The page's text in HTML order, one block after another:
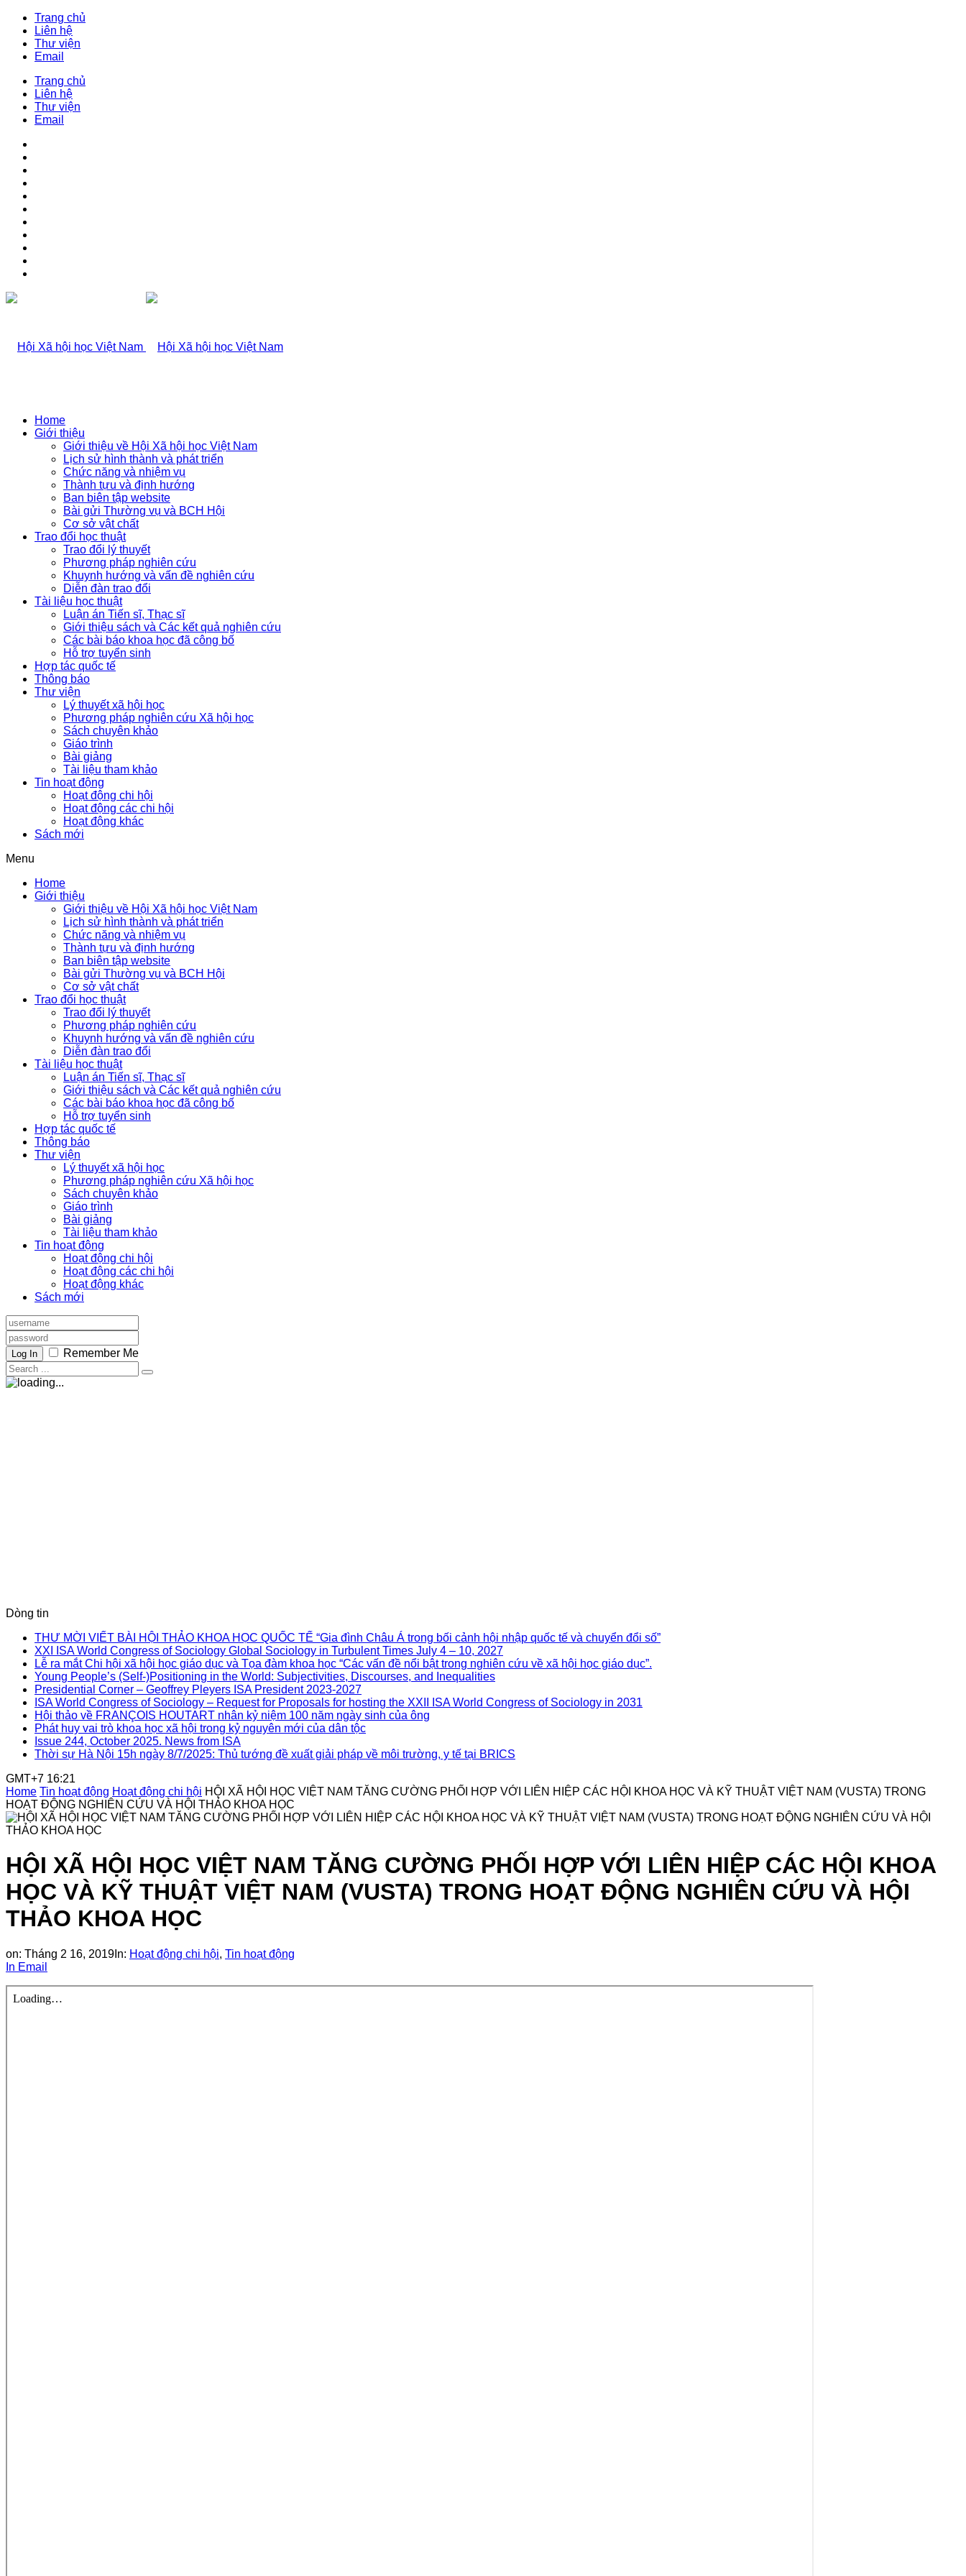
Trang chủ
Liên hệ
Thư viện
Email
Trang chủ
Liên hệ
Thư viện
Email
Home
Giới thiệu
Giới thiệu về Hội Xã hội học Việt Nam
Lịch sử hình thành và phát triển
Chức năng và nhiệm vụ
Thành tựu và định hướng
Ban biên tập website
Bài gửi Thường vụ và BCH Hội
Cơ sở vật chất
Trao đổi học thuật
Trao đổi lý thuyết
Phương pháp nghiên cứu
Khuynh hướng và vấn đề nghiên cứu
Diễn đàn trao đổi
Tài liệu học thuật
Luận án Tiến sĩ, Thạc sĩ
Giới thiệu sách và Các kết quả nghiên cứu
Các bài báo khoa học đã công bố
Hỗ trợ tuyển sinh
Hợp tác quốc tế
Thông báo
Thư viện
Lý thuyết xã hội học
Phương pháp nghiên cứu Xã hội học
Sách chuyên khảo
Giáo trình
Bài giảng
Tài liệu tham khảo
Tin hoạt động
Hoạt động chi hội
Hoạt động các chi hội
Hoạt động khác
Sách mới
Menu
Home
Giới thiệu
Giới thiệu về Hội Xã hội học Việt Nam
Lịch sử hình thành và phát triển
Chức năng và nhiệm vụ
Thành tựu và định hướng
Ban biên tập website
Bài gửi Thường vụ và BCH Hội
Cơ sở vật chất
Trao đổi học thuật
Trao đổi lý thuyết
Phương pháp nghiên cứu
Khuynh hướng và vấn đề nghiên cứu
Diễn đàn trao đổi
Tài liệu học thuật
Luận án Tiến sĩ, Thạc sĩ
Giới thiệu sách và Các kết quả nghiên cứu
Các bài báo khoa học đã công bố
Hỗ trợ tuyển sinh
Hợp tác quốc tế
Thông báo
Thư viện
Lý thuyết xã hội học
Phương pháp nghiên cứu Xã hội học
Sách chuyên khảo
Giáo trình
Bài giảng
Tài liệu tham khảo
Tin hoạt động
Hoạt động chi hội
Hoạt động các chi hội
Hoạt động khác
Sách mới
Log In Remember Me
Dòng tin
THƯ MỜI VIẾT BÀI HỘI THẢO KHOA HỌC QUỐC TẾ “Gia đình Châu Á trong bối cảnh hội nhập quốc tế và chuyển đổi số”
XXI ISA World Congress of Sociology Global Sociology in Turbulent Times July 4 – 10, 2027
Lễ ra mắt Chi hội xã hội học giáo dục và Tọa đàm khoa học “Các vấn đề nổi bật trong nghiên cứu về xã hội học giáo dục”.
Young People’s (Self-)Positioning in the World: Subjectivities, Discourses, and Inequalities
Presidential Corner – Geoffrey Pleyers ISA President 2023-2027
ISA World Congress of Sociology – Request for Proposals for hosting the XXII ISA World Congress of Sociology in 2031
Hội thảo về FRANÇOIS HOUTART nhân kỷ niệm 100 năm ngày sinh của ông
Phát huy vai trò khoa học xã hội trong kỷ nguyên mới của dân tộc
Issue 244, October 2025. News from ISA
Thời sự Hà Nội 15h ngày 8/7/2025: Thủ tướng đề xuất giải pháp về môi trường, y tế tại BRICS
GMT+7 16:21
Home Tin hoạt động Hoạt động chi hội HỘI XÃ HỘI HỌC VIỆT NAM TĂNG CƯỜNG PHỐI HỢP VỚI LIÊN HIỆP CÁC HỘI KHOA HỌC VÀ KỸ THUẬT VIỆT NAM (VUSTA) TRONG
HOẠT ĐỘNG NGHIÊN CỨU VÀ HỘI THẢO KHOA HỌC
HỘI XÃ HỘI HỌC VIỆT NAM TĂNG CƯỜNG PHỐI HỢP VỚI LIÊN HIỆP CÁC HỘI KHOA
HỌC VÀ KỸ THUẬT VIỆT NAM (VUSTA) TRONG HOẠT ĐỘNG NGHIÊN CỨU VÀ HỘI
THẢO KHOA HỌC
on: Tháng 2 16, 2019 In: Hoạt động chi hội, Tin hoạt động
In Email